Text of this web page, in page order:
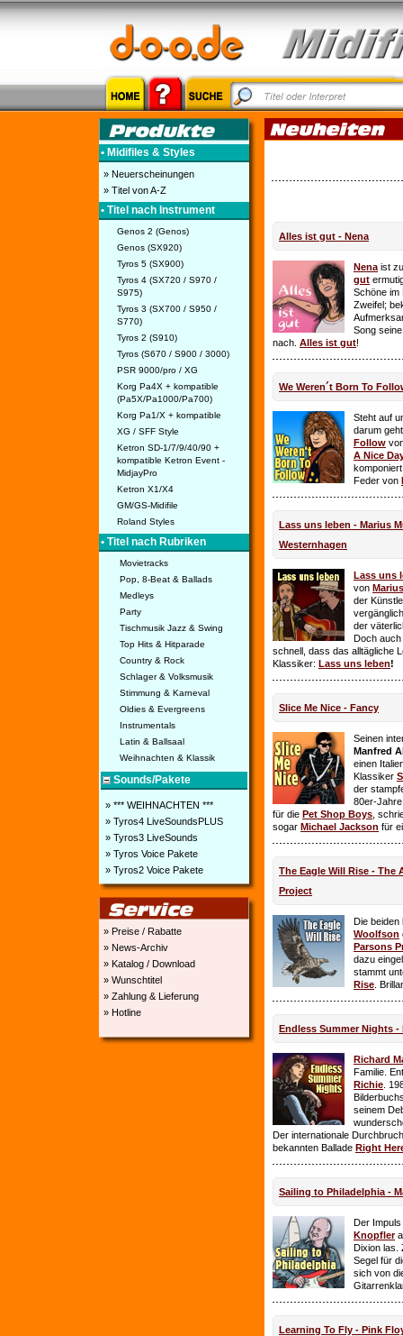
• Midifiles & Styles
» Neuerscheinungen
» Titel von A-Z
• Titel nach Instrument
Genos 2 (Genos)
Genos (SX920)
Tyros 5 (SX900)
Tyros 4 (SX720 / S970 /
S975)
Tyros 3 (SX700 / S950 /
S770)
Tyros 2 (S910)
Tyros (S670 / S900 / 3000)
PSR 9000/pro / XG
Korg Pa4X + kompatible
(Pa5X/Pa1000/Pa700)
Korg Pa1/X + kompatible
XG / SFF Style
Ketron SD-1/7/9/40/90 +
kompatible Ketron Event -
MidjayPro
Ketron X1/X4
GM/GS-Midifile
Roland Styles
• Titel nach Rubriken
Movietracks
Pop, 8-Beat & Ballads
Medleys
Party
Tischmusik Jazz & Swing
Top Hits & Hitparade
Country & Rock
Schlager & Volksmusik
Stimmung & Karneval
Oldies & Evergreens
Instrumentals
Latin & Ballsaal
Weihnachten & Klassik
Sounds/Pakete
» *** WEIHNACHTEN ***
» Tyros4 LiveSoundsPLUS
» Tyros3 LiveSounds
» Tyros Voice Pakete
» Tyros2 Voice Pakete
» Preise / Rabatte
» News-Archiv
» Katalog / Download
» Wunschtitel
» Zahlung & Lieferung
» Hotline
Alles ist gut - Nena
Nena ist
gut
Schöne im
Zweifel;
Song
nach. Alles ist gut!
We Weren´t Born To
Steht auf
darum
Follow
A Nice
Feder von
Lass uns leben - Marius
Westernhagen
Lass uns
von
der
der
Doch auch
schnell, dass das alltägliche
Klassiker: Lass uns leben!
Slice Me Nice - Fancy
Seinen
Manfred
einen
Klassiker
der
80er-
für die Pet Shop Boys ,
sogar Michael Jackson für
The Eagle Will Rise - The
Project
Die beiden
Woolfson
Parsons
dazu
stammt
Rise .
Endless Summer Nights -
Richard
Familie.
Richie .
seinem
Der internationale
bekannten Ballade Right
Sailing to Philadelphia -
Der
Knopfler
Dixion las.
Segel für
sich von
Learning To Fly - Pink